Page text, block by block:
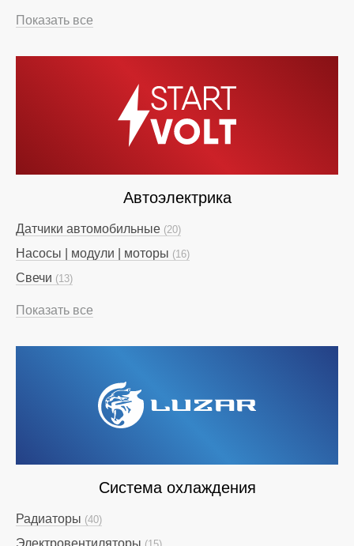
Показать все
Автоэлектрика
Датчики автомобильные (20)
Насосы | модули | моторы (16)
Свечи (13)
Показать все
Система охлаждения
Радиаторы (40)
Электровентиляторы